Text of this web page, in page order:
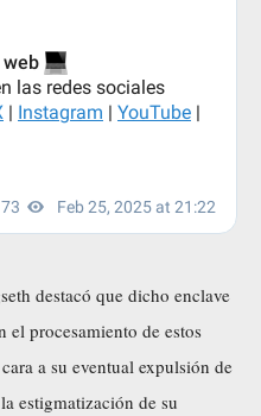
destacó que dicho enclave
el procesamiento de estos
a su eventual expulsión de
estigmatización de su